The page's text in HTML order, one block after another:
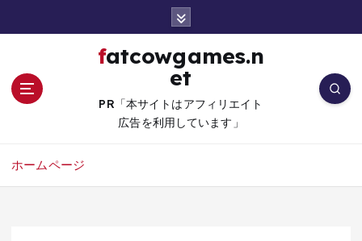
fatcowgames.n
et
PR「本サイトはアフィリエイト
広告を利用しています」
ホームページ